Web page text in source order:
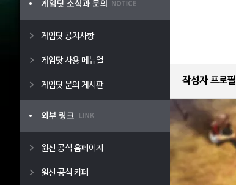
게임닷 공지사항
게임닷 사용 메뉴얼
게임닷 문의 게시판
원신 공식 홈페이지
원신 공식 카페
작성자 프로필